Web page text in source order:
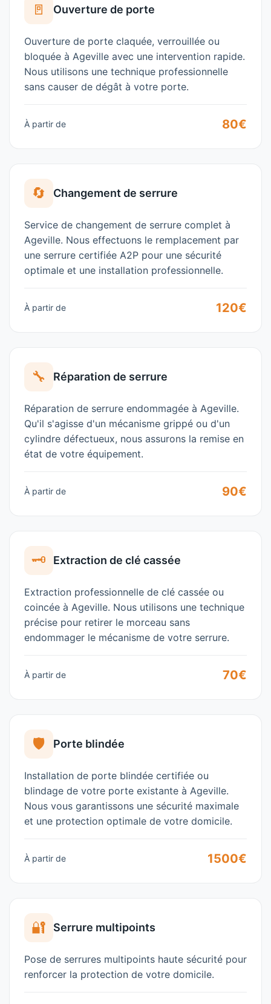
🚪 Ouverture de porte
Ouverture de porte claquée, verrouillée ou
bloquée à Ageville avec une intervention rapide.
Nous utilisons une technique professionnelle
sans causer de dégât à votre porte.
À partir de 80€
🔄 Changement de serrure
Service de changement de serrure complet à
Ageville. Nous effectuons le remplacement par
une serrure certifiée A2P pour une sécurité
optimale et une installation professionnelle.
À partir de 120€
🔧 Réparation de serrure
Réparation de serrure endommagée à Ageville.
Qu'il s'agisse d'un mécanisme grippé ou d'un
cylindre défectueux, nous assurons la remise en
état de votre équipement.
À partir de 90€
🗝️ Extraction de clé cassée
Extraction professionnelle de clé cassée ou
coincée à Ageville. Nous utilisons une technique
précise pour retirer le morceau sans
endommager le mécanisme de votre serrure.
À partir de 70€
🛡️ Porte blindée
Installation de porte blindée certifiée ou
blindage de votre porte existante à Ageville.
Nous vous garantissons une sécurité maximale
et une protection optimale de votre domicile.
À partir de 1500€
🔐 Serrure multipoints
Pose de serrures multipoints haute sécurité pour
renforcer la protection de votre domicile.